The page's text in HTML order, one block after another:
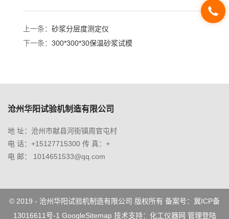
上一条： 砂浆分层度测定仪
下一条： 300*300*30保温砂浆试模
沧州华阳试验机制造有限公司
地 址：沧州市献县河街镇周官屯村
电 话：+15127715300 传 真：+
电 邮： 1014651533@qq.com
© 2019 - 沧州华阳试验机制造有限公司 版权所有 备案号： 冀ICP备
13016611号-1 GoogleSitemap 技术支持： 化工仪器网 管理登陆